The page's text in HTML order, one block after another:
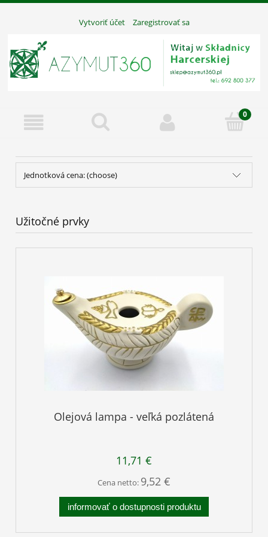
Vytvoriť účet Zaregistrovať sa
Jednotková cena: (choose)
Užitočné prvky
Olejová lampa - veľká pozlátená
11,71 €
Cena netto: 9,52 €
informovať o dostupnosti produktu